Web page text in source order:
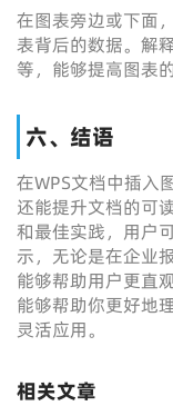
在图表旁边或下面
表背后的数据。解
等，能够提高图表
六、结语
在WPS文档中插入
还能提升文档的可
和最佳实践，用户
示，无论是在企业
能够帮助用户更直
能够帮助你更好地
灵活应用。
相关文章